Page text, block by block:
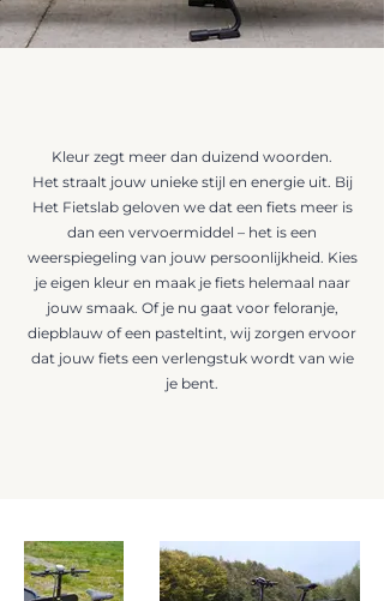
Kleur zegt meer dan duizend woorden.
Het straalt jouw unieke stijl en energie uit. Bij
Het Fietslab geloven we dat een fiets meer is
dan een vervoermiddel – het is een
weerspiegeling van jouw persoonlijkheid. Kies
je eigen kleur en maak je fiets helemaal naar
jouw smaak. Of je nu gaat voor feloranje,
diepblauw of een pasteltint, wij zorgen ervoor
dat jouw fiets een verlengstuk wordt van wie
je bent.